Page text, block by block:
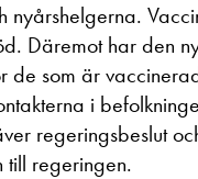
nyårshelgerna.
Däremot har den
de som är
i
regeringsbeslut
till regeringen.